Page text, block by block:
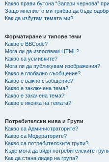
Какво прави бутона “Запази чернова”
Защо мнението ми трябва да бъде
Как да избутам темата ми?
Форматиране и типове теми
Какво е BBCode?
Мога ли да използвам HTML?
Какво са усмивките?
Мога ли да публикувам изображения?
Какво е глобално съобщение?
Какво е важно съобщение?
Какво е заключена тема?
Какво е закачена тема?
Какво е иконка на темата?
Потребителски нива и Групи
Какво са Администраторите?
Какво са Модераторите?
Какво са потребителските групи?
Къде мога да видя потребителските
Как да стана лидер на група?